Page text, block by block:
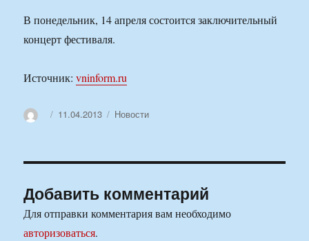
В понедельник, 14 апреля состоится заключительный
концерт фестиваля.
Источник:vninform.ru
АвторОпубликовано
11.04.2013 Рубрики
Новости
Добавить комментарий
Для отправки комментария вам необходимо
авторизоваться.